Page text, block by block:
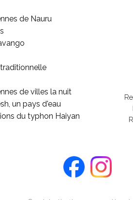
de Nauru
de villes la nuit
un pays d'eau
du typhon Haiyan